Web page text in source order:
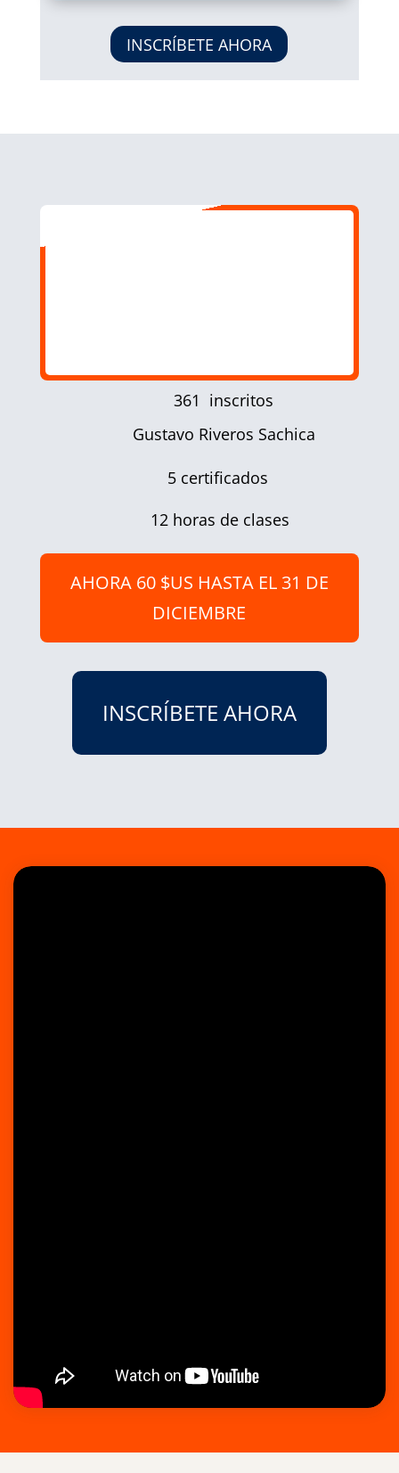
INSCRÍBETE AHORA
361 inscritos
Gustavo Riveros Sachica
5 certificados
12 horas de clases
AHORA 60 $US HASTA EL 31 DE
DICIEMBRE
INSCRÍBETE AHORA